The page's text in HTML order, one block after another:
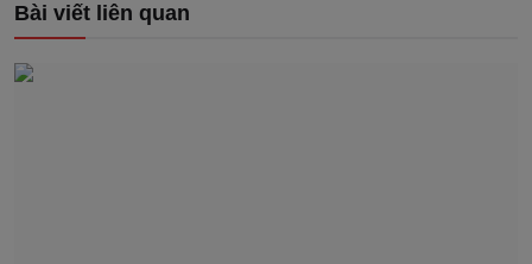
Bài viết liên quan